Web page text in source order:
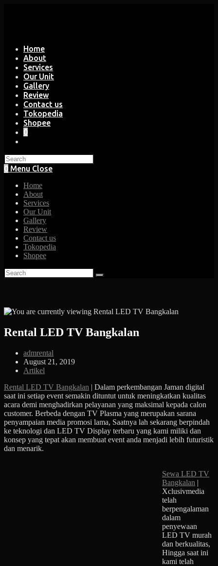
Home
About
Services
Our Unit
Gallery
Review
Contact us
Tokopedia
Shopee
0
search
0 Menu Close
Home
About
Services
Our Unit
Gallery
Review
Contact us
Tokopedia
Shopee
Rental LED TV Bangkalan
Post
author:
admrental
Post
published:
August 21, 2019
Post
Artikel
Rental LED TV Bangkalan | Dalam perkembangan Jaman digital
saat ini setiap event semakin dituntut untuk meningkatkan kualitas
acara demi menghadirkan pelayanan yang maksimal kepada calon
customer. Berbeda dengan TV Plasma yang merupakan sarana
penyampaian media promosi lama, Saatnya lah sekarang berpindah
ke teknologi dan LED TV Display terbaru yang kami miliki dan
konsep yang tepat akan membuat event anda menjadi lebih futuristik
dan menarik.
Sewa LED TV
Bangkalan |
Xclusivmedia
telah
berpengalaman
dalam
penyewaan
LED TV murah
dan berkualitas,
Hingga saat ini
kami telah